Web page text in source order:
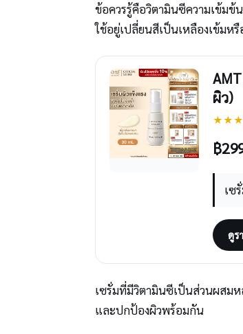
ข้อควรรู้คือวิตามินซีความเข้ม
ใช้อยู่เปลี่ยนสีเป็นเหลืองเข้ม
ผิว)
฿
เซ
ดูร
เซรั่มที่มีวิตามินซีเป็นส่วนผสม
และปกป้องผิวพร้อมกัน